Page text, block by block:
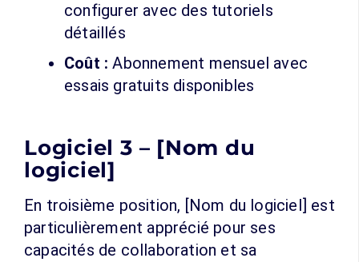
configurer avec des tutoriels
détaillés
Coût : Abonnement mensuel avec
essais gratuits disponibles
Logiciel 3 – [Nom du
logiciel]
En troisième position, [Nom du logiciel] est
particulièrement apprécié pour ses
capacités de collaboration et sa